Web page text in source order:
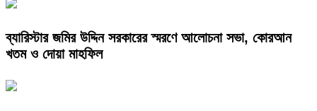
ব্যারিস্টার জমির উদ্দিন সরকারের স্মরণে আলোচনা সভা, কোরআন
খতম ও দোয়া মাহফিল